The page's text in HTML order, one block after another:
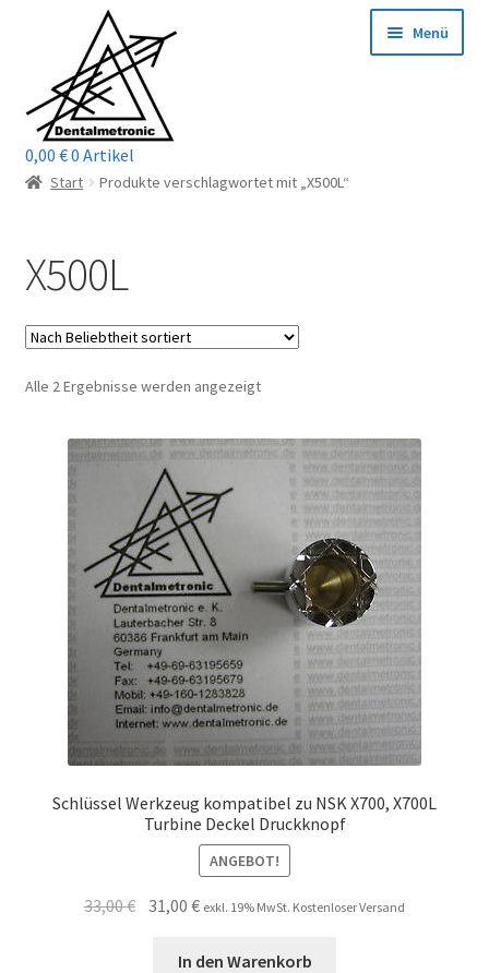
Navigation
springen
springen
Menü
Home
Mein Konto / Login
Kontakt
Reparaturservice
Wichtige Infos
Unsere Firma
Warenkorb
Stellenangebote
0,00 €0 Artikel
Start Produkte verschlagwortet mit „X500L“
X500L
Alle 2 Ergebnisse werden angezeigtNach
Schlüssel Werkzeug kompatibel zu NSK X700, X700L
Turbine Deckel Druckknopf
ANGEBOT!
33,00€ Ursprünglicher
31,00€Aktueller
ist:
exkl. 19% MwSt. Kostenloser Versand
In den Warenkorb